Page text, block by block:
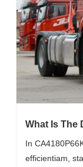
What Is The
In
efficientiam,